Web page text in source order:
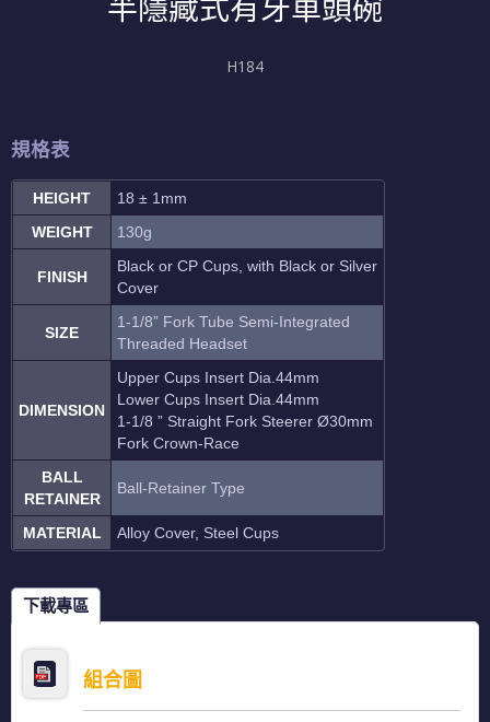
H184
規格表
HEIGHT
18 ± 1mm
WEIGHT
130g
FINISH
Black or CP Cups, with Black or Silver
Cover
SIZE
1-1/8” Fork Tube Semi-Integrated
Threaded Headset
DIMENSION
Upper Cups Insert Dia.44mm
Lower Cups Insert Dia.44mm
1-1/8 ” Straight Fork Steerer Ø30mm
Fork Crown-Race
BALL
RETAINER
Ball-Retainer Type
MATERIAL Alloy Cover, Steel Cups
下載專區
組合圖